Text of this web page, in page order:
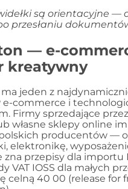
są orientacyjne —
przesłaniu
— e-
kreatywny
jeden z
commerce i
Firmy sprzedające
własne sklepy online
producentów —
elektronikę,
zna przepisy dla importu
VAT IOSS dla małych
celną 40 00 (release for